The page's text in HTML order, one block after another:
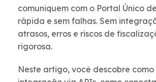
comuniquem com o Portal Único
rápida e sem falhas. Sem
atrasos, erros e riscos de
rigorosa.
Neste artigo, você descobre